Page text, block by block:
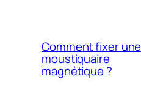
Comment fixer une
moustiquaire
magnétique ?